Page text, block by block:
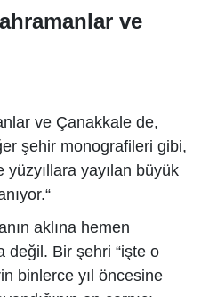
ve
ve Çanakkale de,
şehir monografileri gibi,
yüzyıllara yayılan büyük
aklına hemen
değil. Bir şehri “işte o
binlerce yıl öncesine